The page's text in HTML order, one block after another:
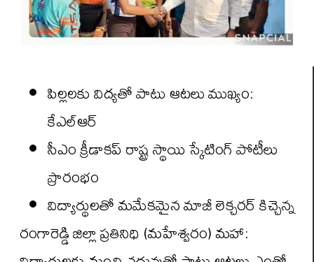
పిల్లలకు విద్యతో పాటు ఆటలు ముఖ్యం:
కేఎల్ఆర్
సీఎం క్రీడాకప్ రాష్ట్ర స్థాయి స్కేటింగ్ పోటీలు
ప్రారంభం
విద్యార్థులతో మమేకమైన మాజీ లెక్చరర్ కిచ్చెన్న
రంగారెడ్డి జిల్లా ప్రతినిధి (మహేశ్వరం) మహా: